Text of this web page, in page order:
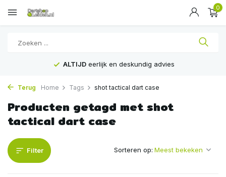
0
ALTIJD eerlijk en deskundig advies
Terug Home Tags shot tactical dart case
Producten getagd met shot
tactical dart case
Filter Sorteren op: